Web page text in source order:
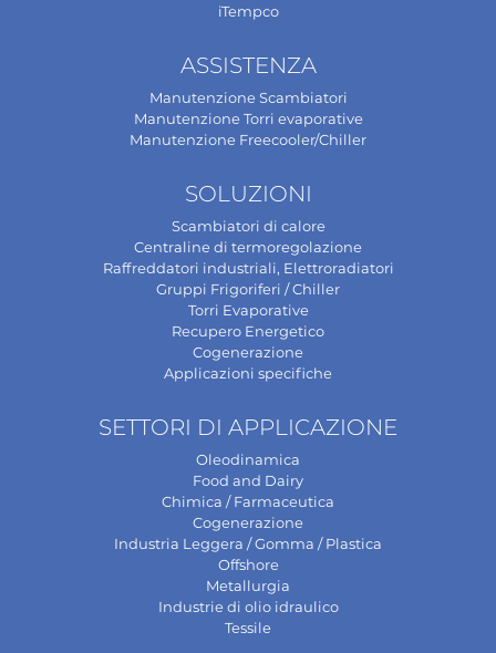
iTempco
ASSISTENZA
Manutenzione Scambiatori
Manutenzione Torri evaporative
Manutenzione Freecooler/Chiller
SOLUZIONI
Scambiatori di calore
Centraline di termoregolazione
Raffreddatori industriali, Elettroradiatori
Gruppi Frigoriferi / Chiller
Torri Evaporative
Recupero Energetico
Cogenerazione
Applicazioni specifiche
SETTORI DI APPLICAZIONE
Oleodinamica
Food and Dairy
Chimica / Farmaceutica
Cogenerazione
Industria Leggera / Gomma / Plastica
Offshore
Metallurgia
Industrie di olio idraulico
Tessile